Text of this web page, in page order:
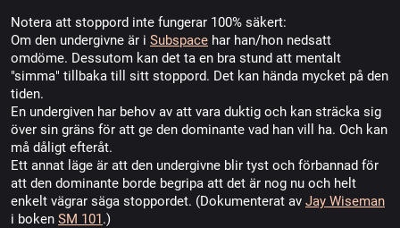
Notera att stoppord inte fungerar 100% säkert:
Om den undergivne är i Subspace har han/hon nedsatt
omdöme. Dessutom kan det ta en bra stund att mentalt
"simma" tillbaka till sitt stoppord. Det kan hända mycket på den
tiden.
En undergiven har behov av att vara duktig och kan sträcka sig
över sin gräns för att ge den dominante vad han vill ha. Och kan
må dåligt efteråt.
Ett annat läge är att den undergivne blir tyst och förbannad för
att den dominante borde begripa att det är nog nu och helt
enkelt vägrar säga stoppordet. (Dokumenterat av Jay Wiseman
i boken SM 101.)